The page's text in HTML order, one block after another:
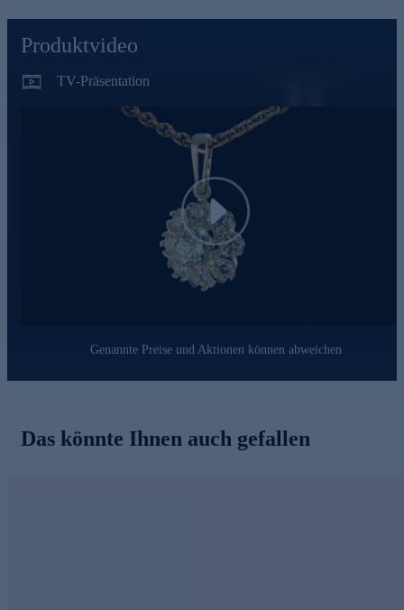
abgebildete Kette ist nicht im Lieferumfang enthalten. Eine
Kettensortiment von HSE. Was die Qualität unserer
Aus diesem Grund werden unsere Schmuckwaren von unserer
Prüfprozessen unterzogen. Unter anderem beinhalten unsere
Prüfprozesse Prüfungen auf Konformität mit den
Bestimmungen der Schweizer Edelmetallkontrollgesetzgebung.
Ein Schmuckstück, das Ihre Persönlichkeit auf
unvergleichliche Weise unterstreicht und für strahlende
Produktvideo
TV-Präsentation
Play
Genannte Preise und Aktionen können abweichen
Das könnte Ihnen auch gefallen